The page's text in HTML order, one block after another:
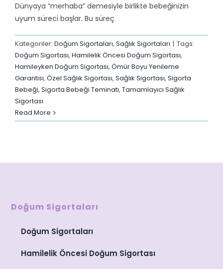
Dünyaya “merhaba” demesiyle birlikte bebeğinizin
uyum süreci başlar. Bu süreç
Kategoriler: Doğum Sigortaları, Sağlık Sigortaları | Tags:
Doğum Sigortası, Hamilelik Öncesi Doğum Sigortası,
Hamileyken Doğum Sigortası, Ömür Boyu Yenileme
Garantisi, Özel Sağlık Sigortası, Sağlık Sigortası, Sigorta
Bebeği, Sigorta Bebeği Teminatı, Tamamlayıcı Sağlık
Sigortası
Read More
Doğum Sigortaları
Doğum Sigortaları
Hamilelik Öncesi Doğum Sigortası